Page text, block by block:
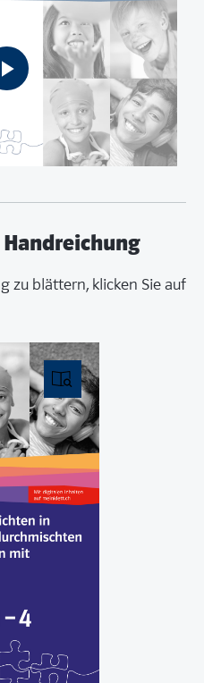
Play
Video
zu blättern, klicken Sie auf